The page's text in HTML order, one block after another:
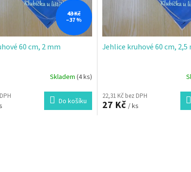
43 Kč
–37 %
60 cm, 2 mm
Skladem (4 ks)
Do košíku
Jehlice kruhové 60 cm, 2,5
22,31 Kč bez DPH
27 Kč / ks